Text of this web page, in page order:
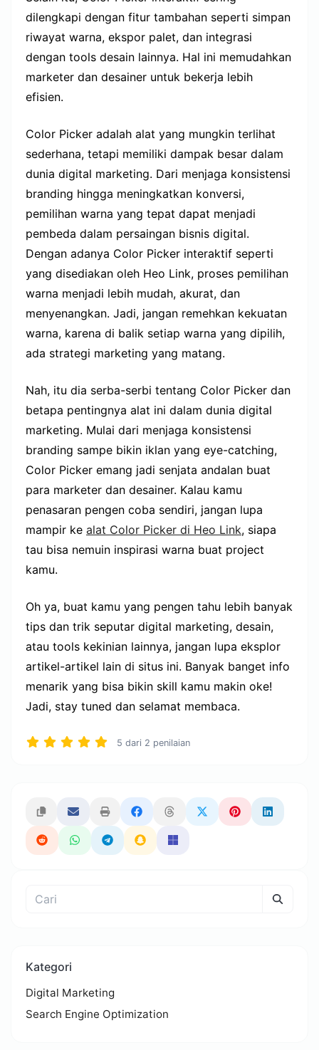
dilengkapi dengan fitur tambahan seperti simpan
riwayat warna, ekspor palet, dan integrasi
dengan tools desain lainnya. Hal ini memudahkan
marketer dan desainer untuk bekerja lebih
efisien.
Color Picker adalah alat yang mungkin terlihat
sederhana, tetapi memiliki dampak besar dalam
dunia digital marketing. Dari menjaga konsistensi
branding hingga meningkatkan konversi,
pemilihan warna yang tepat dapat menjadi
pembeda dalam persaingan bisnis digital.
Dengan adanya Color Picker interaktif seperti
yang disediakan oleh Heo Link, proses pemilihan
warna menjadi lebih mudah, akurat, dan
menyenangkan. Jadi, jangan remehkan kekuatan
warna, karena di balik setiap warna yang dipilih,
ada strategi marketing yang matang.
Nah, itu dia serba-serbi tentang Color Picker dan
betapa pentingnya alat ini dalam dunia digital
marketing. Mulai dari menjaga konsistensi
branding sampe bikin iklan yang eye-catching,
Color Picker emang jadi senjata andalan buat
para marketer dan desainer. Kalau kamu
penasaran pengen coba sendiri, jangan lupa
mampir ke alat Color Picker di Heo Link, siapa
tau bisa nemuin inspirasi warna buat project
kamu.
Oh ya, buat kamu yang pengen tahu lebih banyak
tips dan trik seputar digital marketing, desain,
atau tools kekinian lainnya, jangan lupa eksplor
artikel-artikel lain di situs ini. Banyak banget info
menarik yang bisa bikin skill kamu makin oke!
Jadi, stay tuned dan selamat membaca.
5 dari 2 penilaian
Kategori
Digital Marketing
Search Engine Optimization